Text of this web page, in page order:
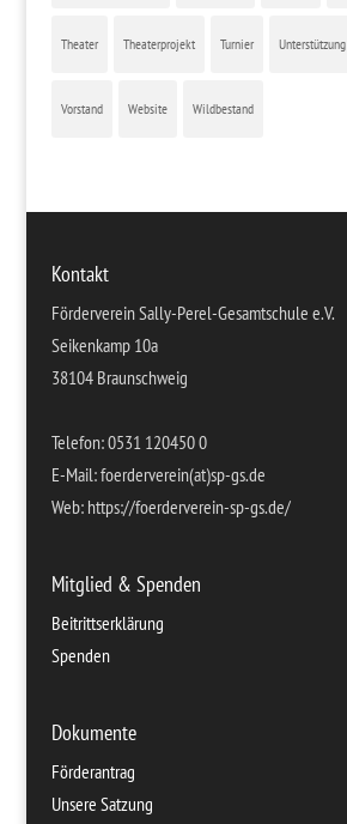
Theater Theaterprojekt Turnier Unterstützung
Vorstand Website Wildbestand
Kontakt
Förderverein Sally-Perel-Gesamtschule e.V.
Seikenkamp 10a
38104 Braunschweig
Telefon: 0531 120450 0
E-Mail: foerderverein(at)sp-gs.de
Web: https://foerderverein-sp-gs.de/
Mitglied & Spenden
Beitrittserklärung
Spenden
Dokumente
Förderantrag
Unsere Satzung